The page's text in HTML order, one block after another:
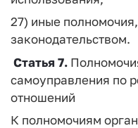
27) иные
законодательством.
Статья 7.
самоуправления по
отношений
К полномочиям